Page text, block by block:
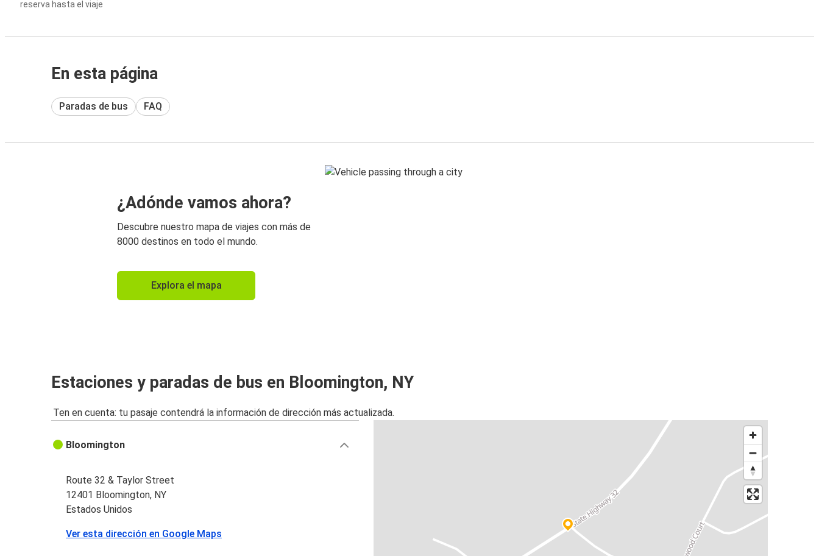
reserva hasta el viaje
En esta página
Paradas de bus FAQ
¿Adónde vamos ahora?
Descubre nuestro mapa de viajes con más de
8000 destinos en todo el mundo.
Explora el mapa
Estaciones y paradas de bus en Bloomington, NY
Ten en cuenta: tu pasaje contendrá la información de dirección más actualizada.
Bloomington
Route 32 & Taylor Street
12401 Bloomington, NY
Estados Unidos
Ver esta dirección en Google Maps